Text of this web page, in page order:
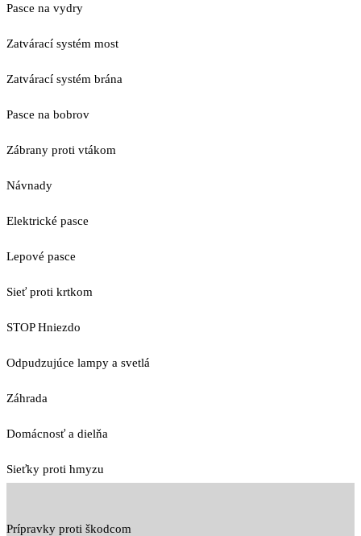
Pasce na vydry
Zatvárací systém most
Zatvárací systém brána
Pasce na bobrov
Zábrany proti vtákom
Návnady
Elektrické pasce
Lepové pasce
Sieť proti krtkom
STOP Hniezdo
Odpudzujúce lampy a svetlá
Záhrada
Domácnosť a dielňa
Sieťky proti hmyzu
Prípravky proti škodcom